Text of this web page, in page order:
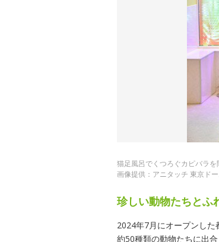
猫足風呂でくつろぐカピバラ
画像提供：アニタッチ 東京ド
珍しい動物たちとふ
2024年7月にオープンした
約50種類の動物たちに出